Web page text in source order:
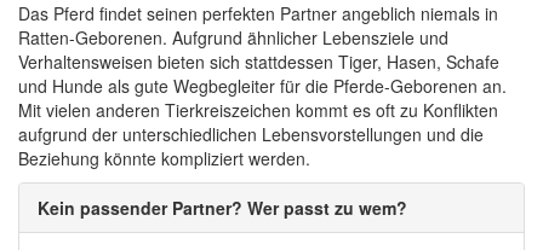
Das Pferd findet seinen perfekten Partner angeblich niemals in
Ratten-Geborenen. Aufgrund ähnlicher Lebensziele und
Verhaltensweisen bieten sich stattdessen Tiger, Hasen, Schafe
und Hunde als gute Wegbegleiter für die Pferde-Geborenen an.
Mit vielen anderen Tierkreiszeichen kommt es oft zu Konflikten
aufgrund der unterschiedlichen Lebensvorstellungen und die
Beziehung könnte kompliziert werden.
Kein passender Partner? Wer passt zu wem?